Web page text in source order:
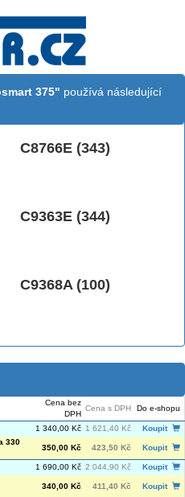
375" používá následující
C8766E (343)
C9363E (344)
C9368A (100)
Cena bez
DPH
Cena s DPH Do e-shopu
1 340,00 Kč 1 621,40 Kč
Koupit
330
350,00 Kč 423,50 Kč Koupit
1 690,00 Kč 2 044,90 Kč
Koupit
340,00 Kč 411,40 Kč Koupit